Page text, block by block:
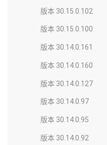
版本 30.15.0.102
版本 30.15.0.100
版本 30.14.0.161
版本 30.14.0.160
版本 30.14.0.127
版本 30.14.0.97
版本 30.14.0.95
版本 30.14.0.92